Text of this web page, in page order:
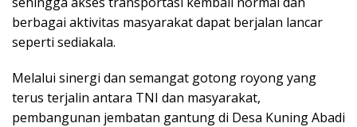
berbagai aktivitas masyarakat dapat berjalan lancar
seperti sediakala.
Melalui sinergi dan semangat gotong royong yang
terus terjalin antara TNI dan masyarakat,
pembangunan jembatan gantung di Desa Kuning Abadi